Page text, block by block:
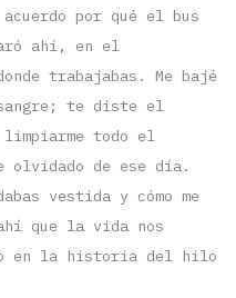
por qué el bus
ahí, en el
trabajabas. Me bajé
te diste el
limpiarme todo el
olvidado de ese día.
vestida y cómo me
que la vida nos
en la historia del hilo